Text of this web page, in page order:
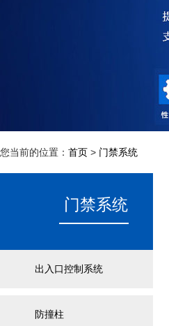
您当前的位置： 首页 > 门禁系统
门禁系统
出入口控制系统
防撞柱